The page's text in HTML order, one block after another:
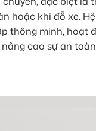
hoặc khi đỗ xe.
thông minh, hoạt
cao sự an